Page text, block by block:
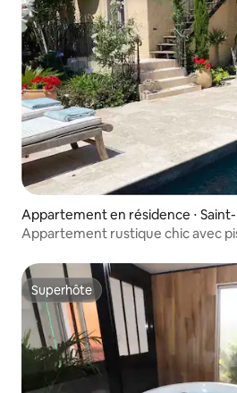
Appartement en résidence ⋅
hiens
Appartement rustique chic avec
Superhôte
Superhôte